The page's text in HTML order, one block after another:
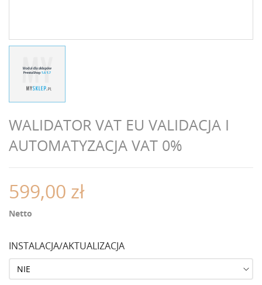
WALIDATOR VAT EU VALIDACJA I
AUTOMATYZACJA VAT 0%
599,00 zł
Netto
INSTALACJA/AKTUALIZACJA